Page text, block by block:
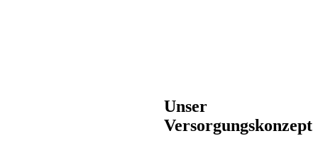
Unser
Versorgungskonzept